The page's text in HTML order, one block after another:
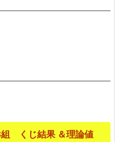
くじ結果 ＆理論値